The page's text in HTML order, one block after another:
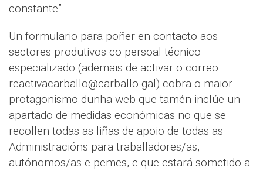
constante”.
Un formulario para poñer en contacto aos
sectores produtivos co persoal técnico
especializado (ademais de activar o correo
reactivacarballo@carballo.gal) cobra o maior
protagonismo dunha web que tamén inclúe un
apartado de medidas económicas no que se
recollen todas as liñas de apoio de todas as
Administracións para traballadores/as,
autónomos/as e pemes, e que estará sometido a